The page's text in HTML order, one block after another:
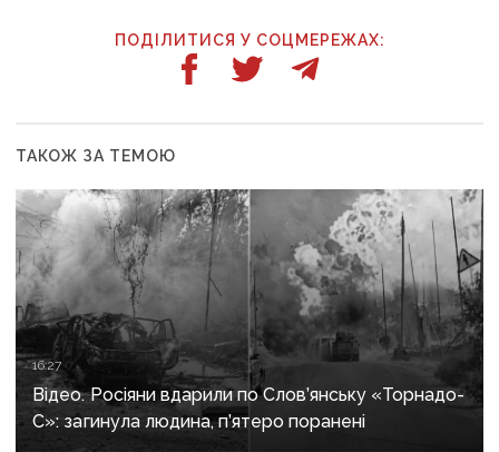
ПОДІЛИТИСЯ У СОЦМЕРЕЖАХ:
ТАКОЖ ЗА ТЕМОЮ
16:27
Відео. Росіяни вдарили по Слов’янську «Торнадо-
С»: загинула людина, п’ятеро поранені